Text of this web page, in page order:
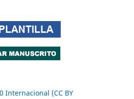
Internacional (CC BY